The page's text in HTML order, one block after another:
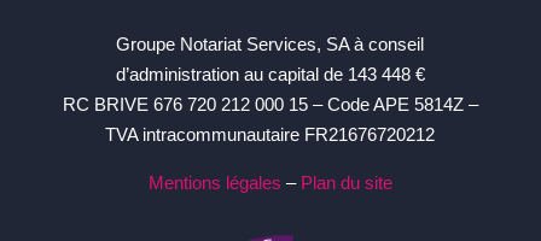
Groupe Notariat Services, SA à conseil
d’administration au capital de 143 448 €
RC BRIVE 676 720 212 000 15 – Code APE 5814Z –
TVA intracommunautaire FR21676720212
Mentions légales – Plan du site